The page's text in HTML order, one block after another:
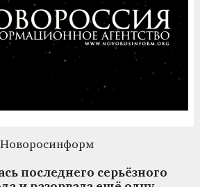
последнего серьёзного